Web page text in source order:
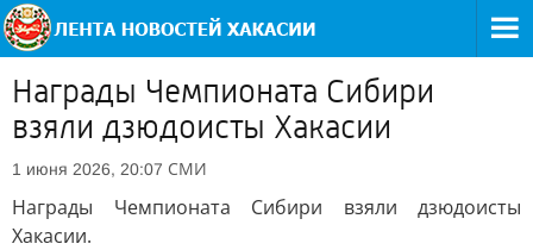
Награды Чемпионата Сибири
взяли дзюдоисты Хакасии
1 июня 2026, 20:07 СМИ
Награды Чемпионата Сибири взяли дзюдоисты
Хакасии.